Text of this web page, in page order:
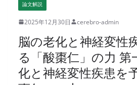
論文解説
2025年12月30日 cerebro-admin
脳の老化と神経変性
る「酸棗仁」の力 第
化と神経変性疾患を